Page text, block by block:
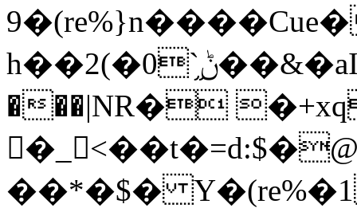
h��2(�0`֦ݨ��&�aI��kȧJ�7E��|Uf�U�n�ބ%
���|NR�
��*�$� Y�(re%�1